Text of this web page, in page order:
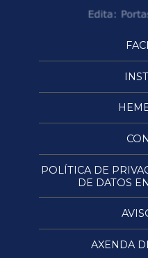
POLÍTICA DE
DE DATOS
AXENDA